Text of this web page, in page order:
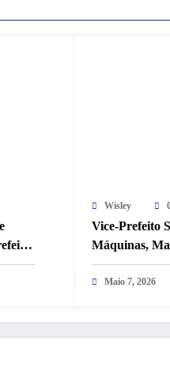
Wisley
Vice-Prefeito
Máquinas,
Maio 7, 2026